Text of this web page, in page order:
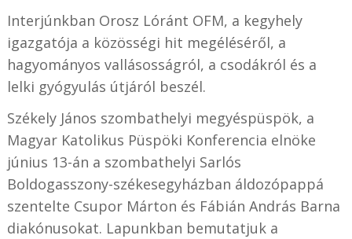
Interjúnkban Orosz Lóránt OFM, a kegyhely
igazgatója a közösségi hit megéléséről, a
hagyományos vallásosságról, a csodákról és a
lelki gyógyulás útjáról beszél.
Székely János szombathelyi megyéspüspök, a
Magyar Katolikus Püspöki Konferencia elnöke
június 13-án a szombathelyi Sarlós
Boldogasszony-székesegyházban áldozópappá
szentelte Csupor Márton és Fábián András Barna
diakónusokat. Lapunkban bemutatjuk a